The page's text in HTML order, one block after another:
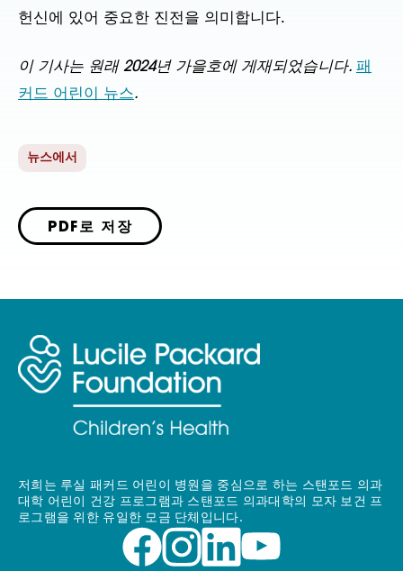
헌신에 있어 중요한 진전을 의미합니다.
이 기사는 원래 2024년 가을호에 게재되었습니다. 패
커드 어린이 뉴스.
뉴스에서
PDF로 저장
저희는 루실 패커드 어린이 병원을 중심으로 하는 스탠포드 의과
대학 어린이 건강 프로그램과 스탠포드 의과대학의 모자 보건 프
로그램을 위한 유일한 모금 단체입니다.